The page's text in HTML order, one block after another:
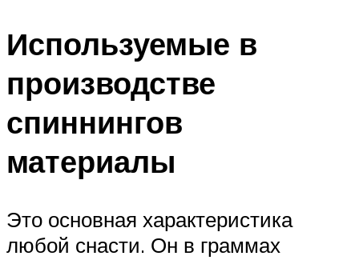
Используемые в
производстве
спиннингов
материалы
Это основная характеристика
любой снасти. Он в граммах